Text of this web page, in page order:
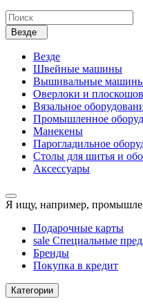
Везде
Везде
Швейные машины
Вышивальные
Оверлоки и
Вязальное
Промышленное
Манекены
Парогладильное
Столы для шитья и
Аксессуары
Я ищу, например,
Подарочные карты
sale Специальные
Бренды
Покупка в кредит
Категории